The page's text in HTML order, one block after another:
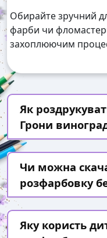
Обирайте зручний
фарби чи
захоплюючим
Як
Грони
Чи можна
розфарбовку
Яку користь